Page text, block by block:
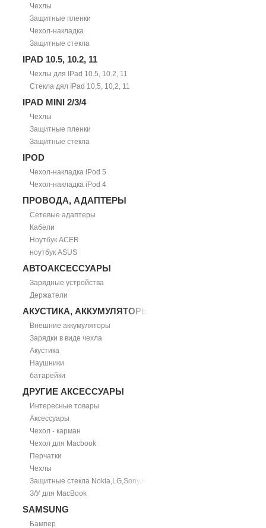
Чехлы
Защитные пленки
Чехол-накладка
Защитные стекла
IPAD 10.5, 10.2, 11
Чехлы для IPad 10.5, 10.2, 11
Стекла дял IPad 10,5, 10,2, 11
IPAD MINI 2/3/4
Чехлы
Защитные пленки
Защитные стекла
IPOD
Чехол-накладка iPod 5
Чехол-накладка iPod 4
ПРОВОДА, АДАПТЕРЫ
Сетевые адаптеры
Кабели
Ноутбук ACER
ноутбук ASUS
АВТОАКСЕССУАРЫ
Зарядные устройства
Держатели
АКУСТИКА, АККУМУЛЯТОРЫ
Внешние аккумуляторы
Зарядки в виде чехла
Акустика
Наушники
батарейки
ДРУГИЕ АКСЕССУАРЫ
Интересные товары
Аксессуары
Чехол - карман
Чехол для Macbook
Перчатки
Чехлы
Защитные стекла Nokia,LG,Sony,HTC
З/У для MacBook
SAMSUNG
Бампер